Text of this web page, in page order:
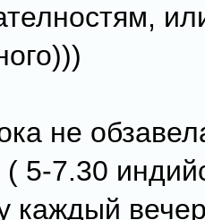
не
( 5-7.30
каждый